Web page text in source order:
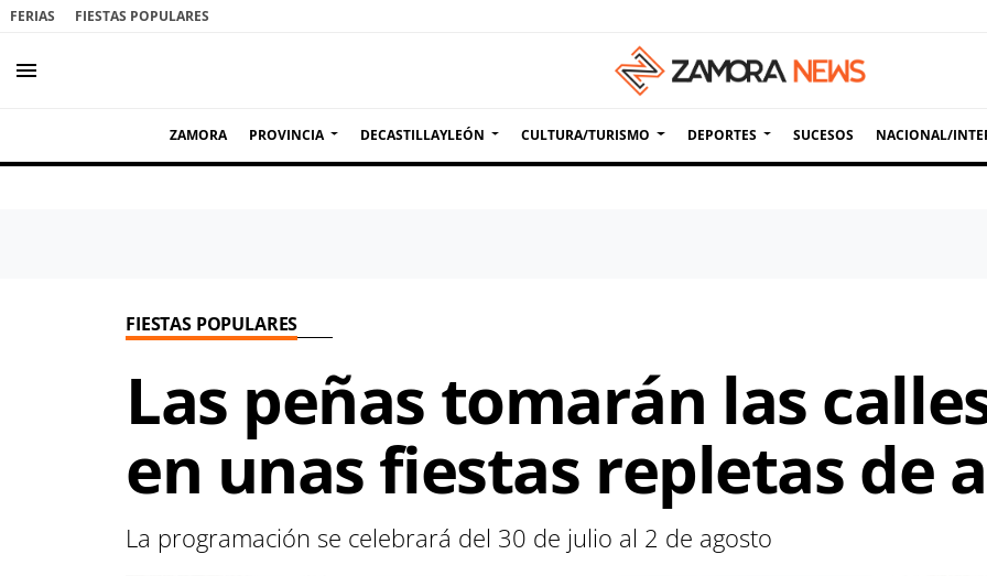
FERIAS FIESTAS POPULARES
menu
ZAMORA PROVINCIA DECASTILLAYLEÓN CULTURA/TURISMO DEPORTES SUCESOS NACIONAL/
FIESTAS POPULARES
Las peñas tomarán las
en unas fiestas repletas de
La programación se celebrará del 30 de julio al 2 de agosto